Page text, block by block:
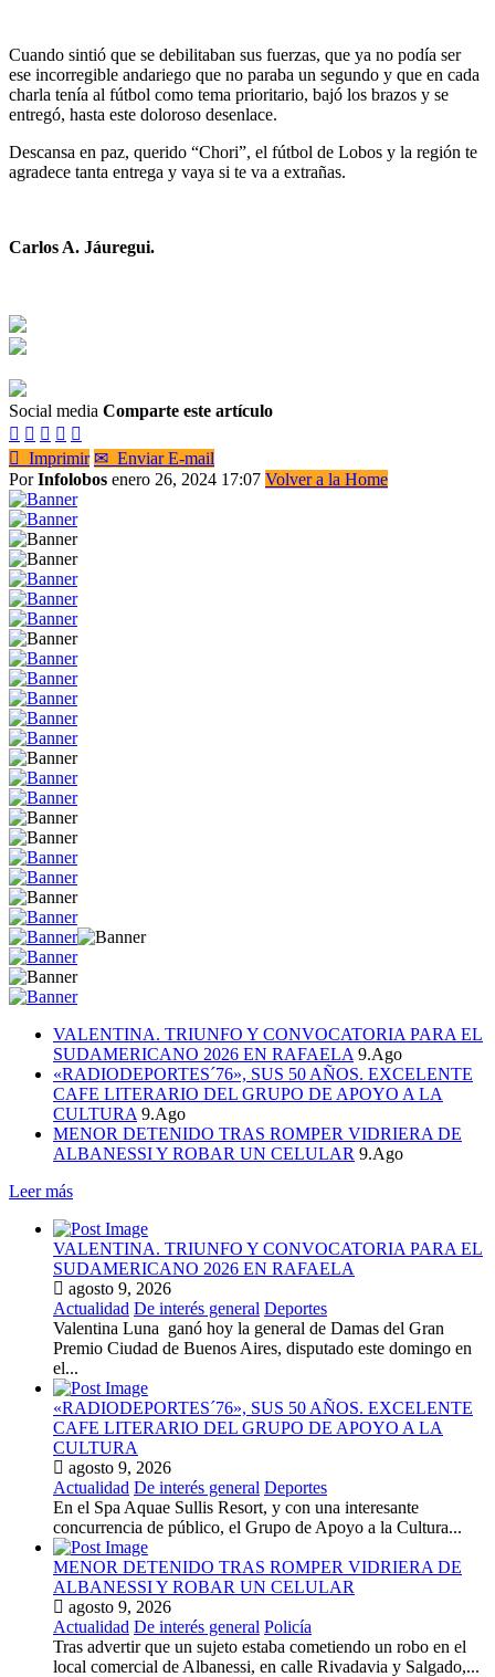
Cuando sintió que se debilitaban sus fuerzas, que ya no podía ser
ese incorregible andariego que no paraba un segundo y que en cada
charla tenía al fútbol como tema prioritario, bajó los brazos y se
entregó, hasta este doloroso desenlace.
Descansa en paz, querido “Chori”, el fútbol de Lobos y la región te
agradece tanta entrega y vaya si te va a extrañas.
Carlos A. Jáuregui.
Social media Comparte este artículo
    
 Imprimir ✉ Enviar E-mail
PorInfolobos enero 26, 2024 17:07 Volver a la Home
VALENTINA. TRIUNFO Y CONVOCATORIA PARA EL
SUDAMERICANO 2026 EN RAFAELA 9.Ago
«RADIODEPORTES´76», SUS 50 AÑOS. EXCELENTE
CAFE LITERARIO DEL GRUPO DE APOYO A LA
CULTURA 9.Ago
MENOR DETENIDO TRAS ROMPER VIDRIERA DE
ALBANESSI Y ROBAR UN CELULAR 9.Ago
Leer más
VALENTINA. TRIUNFO Y CONVOCATORIA PARA EL
SUDAMERICANO 2026 EN RAFAELA
agosto 9, 2026
Actualidad De interés general Deportes
Valentina Luna ganó hoy la general de Damas del Gran
Premio Ciudad de Buenos Aires, disputado este domingo en
el...
«RADIODEPORTES´76», SUS 50 AÑOS. EXCELENTE
CAFE LITERARIO DEL GRUPO DE APOYO A LA
CULTURA
agosto 9, 2026
Actualidad De interés general Deportes
En el Spa Aquae Sullis Resort, y con una interesante
concurrencia de público, el Grupo de Apoyo a la Cultura...
MENOR DETENIDO TRAS ROMPER VIDRIERA DE
ALBANESSI Y ROBAR UN CELULAR
agosto 9, 2026
Actualidad De interés general Policía
Tras advertir que un sujeto estaba cometiendo un robo en el
local comercial de Albanessi, en calle Rivadavia y Salgado,...